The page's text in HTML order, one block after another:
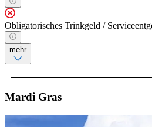
Obligatorisches Trinkgeld /
mehr
Mardi Gras